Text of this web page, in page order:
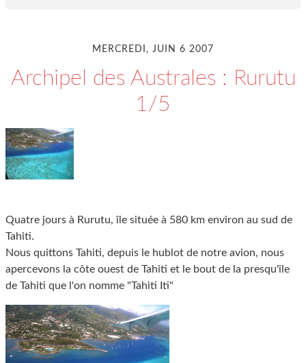
MERCREDI, JUIN 6 2007
Archipel des Australes : Rurutu
1/5
Quatre jours à Rurutu, île située à 580 km environ au sud de
Tahiti.
Nous quittons Tahiti, depuis le hublot de notre avion, nous
apercevons la côte ouest de Tahiti et le bout de la presqu'île
de Tahiti que l'on nomme "Tahiti Iti"